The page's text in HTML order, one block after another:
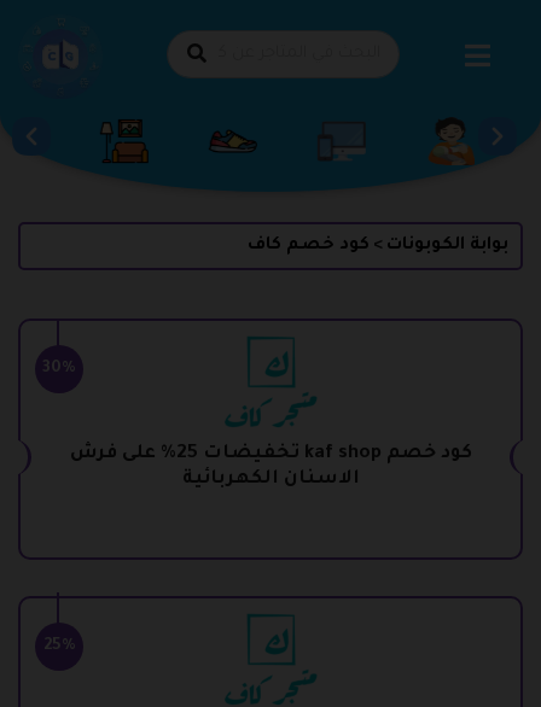
بوابة الكوبونات > كود خصم كاف
30%
كود خصم kaf shop تخفيضات 25% على فرش
الاسنان الكهربائية
25%